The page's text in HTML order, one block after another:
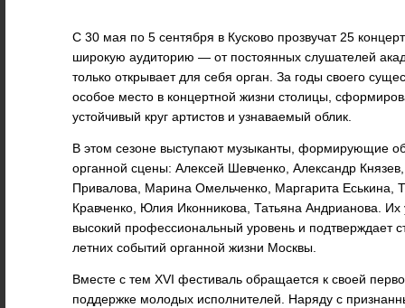
С 30 мая по 5 сентября в Кусково прозвучат 25
широкую аудиторию — от постоянных слушателей
только открывает для себя орган. За годы своего
особое место в концертной жизни столицы,
устойчивый круг артистов и узнаваемый облик.
В этом сезоне выступают музыканты, формирующие
органной сцены: Алексей Шевченко, Александр
Привалова, Марина Омельченко, Маргарита Еськина,
Кравченко, Юлия Иконникова, Татьяна Андрианова. Их
высокий профессиональный уровень и подтверждает
летних событий органной жизни Москвы.
Вместе с тем XVI фестиваль обращается к своей
поддержке молодых исполнителей. Наряду с